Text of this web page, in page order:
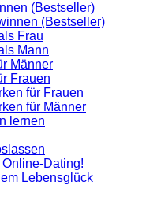
(Bestseller)
(Bestseller)
Frau
Mann
Männer
Frauen
für Frauen
für Männer
lernen
Dating!
Lebensglück